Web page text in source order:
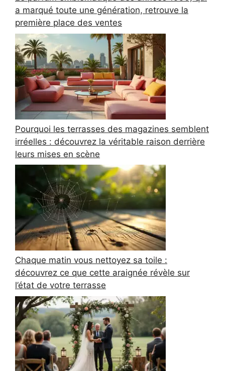
a marqué toute une génération, retrouve la
première place des ventes
Pourquoi les terrasses des magazines semblent
irréelles : découvrez la véritable raison derrière
leurs mises en scène
Chaque matin vous nettoyez sa toile :
découvrez ce que cette araignée révèle sur
l’état de votre terrasse